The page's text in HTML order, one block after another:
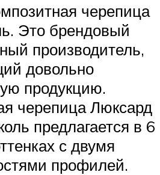
черепица
Это брендовый
производитель,
довольно
продукцию.
черепица Люксард
предлагается в 6
с двумя
профилей.